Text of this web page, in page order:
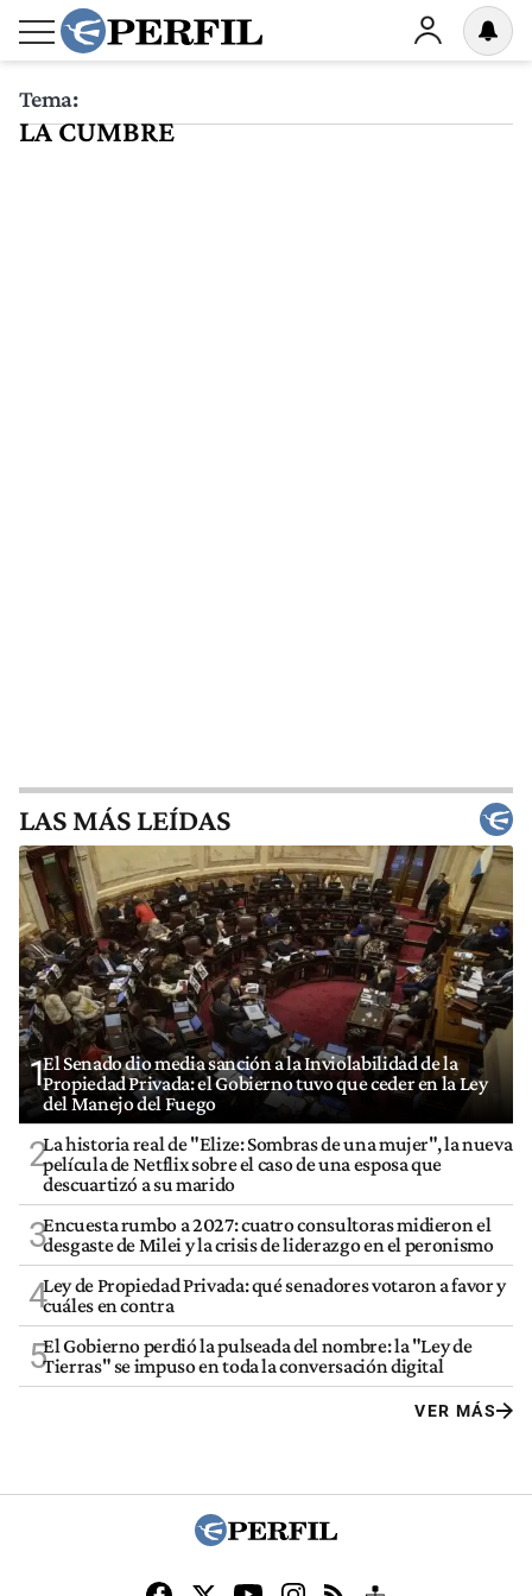
Tema:
LA CUMBRE
LAS MÁS LEÍDAS
1El Senado dio media sanción a la Inviolabilidad de la
Propiedad Privada: el Gobierno tuvo que ceder en la Ley
del Manejo del Fuego
2La historia real de "Elize: Sombras de una mujer", la nueva
película de Netflix sobre el caso de una esposa que
descuartizó a su marido
3Encuesta rumbo a 2027: cuatro consultoras midieron el
desgaste de Milei y la crisis de liderazgo en el peronismo
4Ley de Propiedad Privada: qué senadores votaron a favor y
cuáles en contra
5El Gobierno perdió la pulseada del nombre: la "Ley de
Tierras" se impuso en toda la conversación digital
VER MÁS